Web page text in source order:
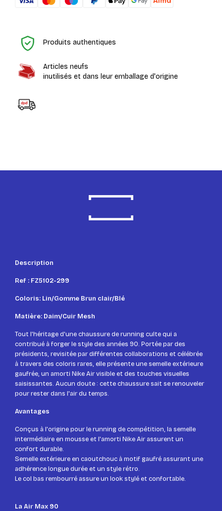
Produits authentiques
Articles neufs
inutilisés et dans leur emballage d'origine
Description
Ref : FZ5102-299
Coloris: Lin/Gomme Brun clair/Blé
Matière: Daim/Cuir Mesh
Tout l'héritage d'une chaussure de running culte qui a
contribué à forger le style des années 90. Portée par des
présidents, revisitée par différentes collaborations et célébrée
à travers des coloris rares, elle présente une semelle extérieure
gaufrée, un amorti Nike Air visible et des touches visuelles
saisissantes. Aucun doute : cette chaussure sait se renouveler
pour rester dans l'air du temps.
Avantages
Conçus à l'origine pour le running de compétition, la semelle
intermédiaire en mousse et l'amorti Nike Air assurent un
confort durable.
Semelle extérieure en caoutchouc à motif gaufré assurant une
adhérence longue durée et un style rétro.
Le col bas rembourré assure un look stylé et confortable.
La Air Max 90